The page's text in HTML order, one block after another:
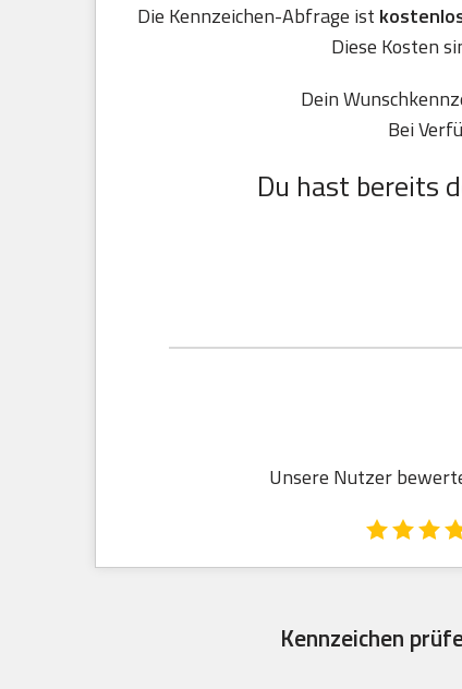
Die Kennzeichen-Abfrage ist
Diese Kosten
Dein
Bei
Du hast bereits
Unsere Nutzer
Kennzeichen